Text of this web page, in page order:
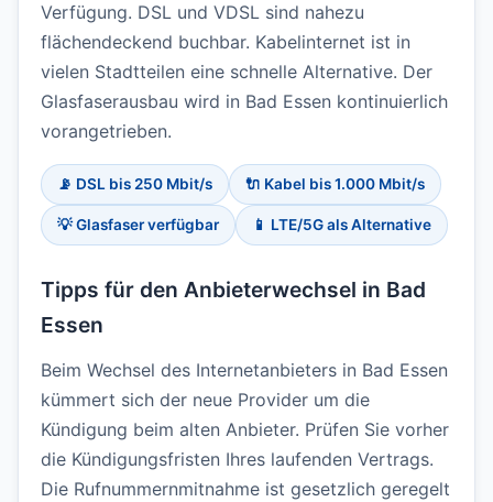
Verfügung. DSL und VDSL sind nahezu
flächendeckend buchbar. Kabelinternet ist in
vielen Stadtteilen eine schnelle Alternative. Der
Glasfaserausbau wird in Bad Essen kontinuierlich
vorangetrieben.
📡 DSL bis 250 Mbit/s 🔌 Kabel bis 1.000 Mbit/s
💡 Glasfaser verfügbar 📱 LTE/5G als Alternative
Tipps für den Anbieterwechsel in Bad
Essen
Beim Wechsel des Internetanbieters in Bad Essen
kümmert sich der neue Provider um die
Kündigung beim alten Anbieter. Prüfen Sie vorher
die Kündigungsfristen Ihres laufenden Vertrags.
Die Rufnummernmitnahme ist gesetzlich geregelt